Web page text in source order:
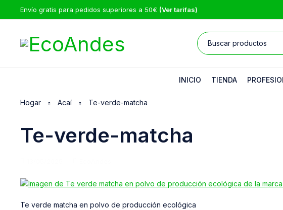
Envío gratis para pedidos superiores a 50€ (Ver tarifas)
INICIO TIENDA
Hogar Acaí Te-verde-matcha
Te-verde-matcha
Te verde matcha en polvo de producción ecológica